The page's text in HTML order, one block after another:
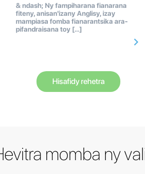
& ndash; Ny fampiharana fianarana
fiteny, anisan'izany Anglisy, izay
mampiasa fomba fianarantsika ara-
pifandraisana toy […]
Hisafidy rehetra
momba ny